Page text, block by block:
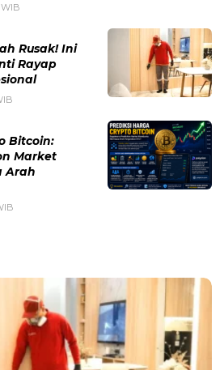
WIB
Rusak! Ini
Rayap
Bitcoin:
Market
Arah